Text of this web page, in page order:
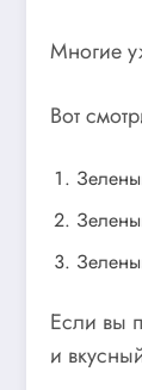
Многие
Вот
Если вы
и